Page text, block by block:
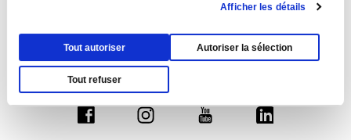
Afficher les détails
Tout autoriser Autoriser la sélection
Tout refuser
Ce
Ce
Ce
Ce